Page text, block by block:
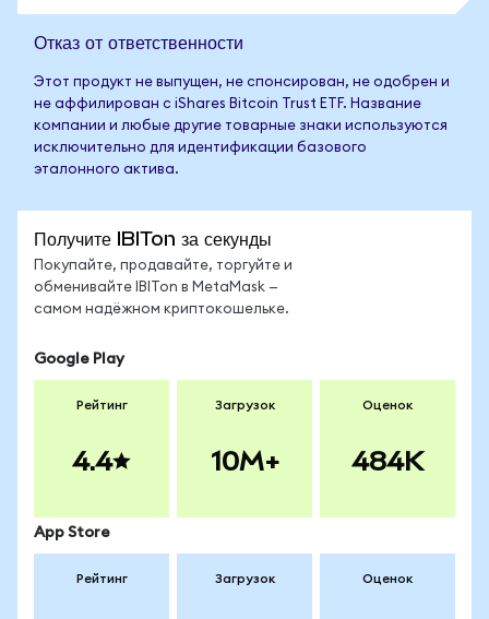
Отказ от ответственности
Этот продукт не выпущен, не спонсирован, не одобрен и
не аффилирован с iShares Bitcoin Trust ETF. Название
компании и любые другие товарные знаки используются
исключительно для идентификации базового
эталонного актива.
Получите IBITon за секунды
Покупайте, продавайте, торгуйте и
обменивайте IBITon в MetaMask —
самом надёжном криптокошельке.
Google Play
Рейтинг
4.4
Загрузок
10M+
Оценок
484K
App Store
Рейтинг Загрузок Оценок